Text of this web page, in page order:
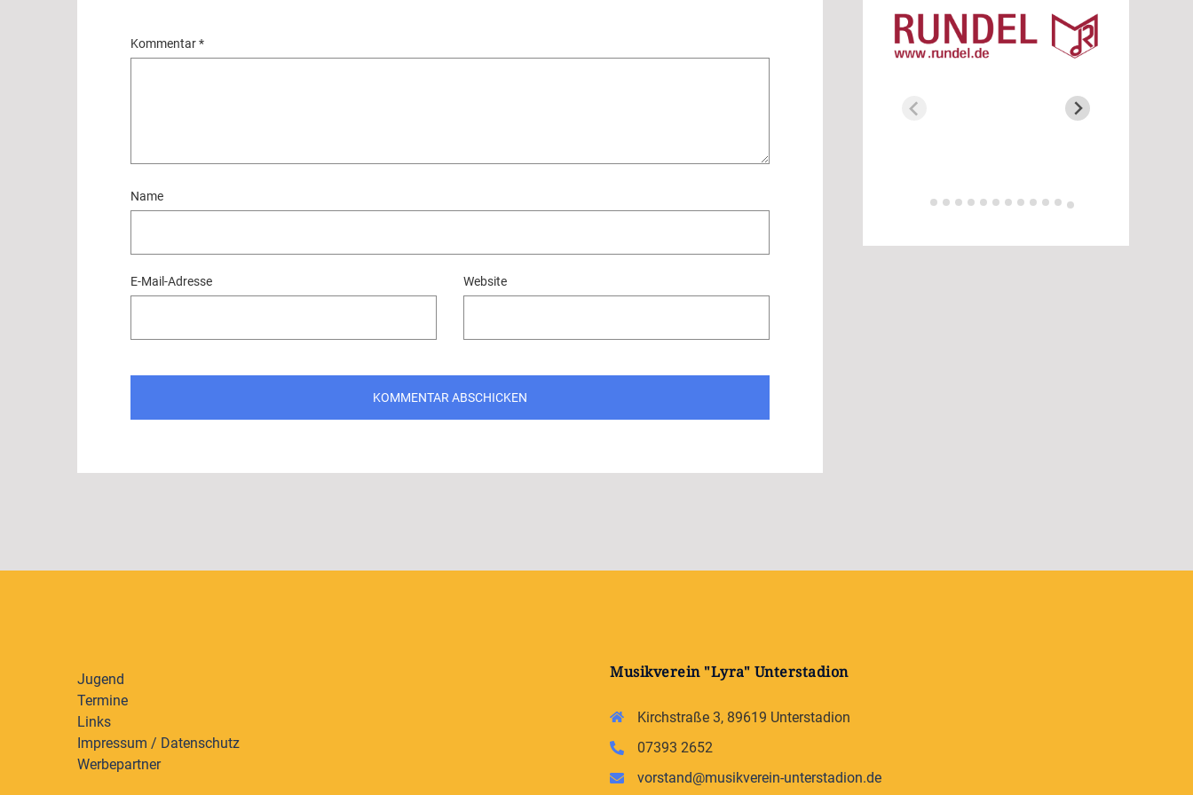
Kommentar*
Name
E-Mail-Adresse Website
Jugend
Termine
Links
Impressum / Datenschutz
Werbepartner
Musikverein "Lyra" Unterstadion
Kirchstraße 3, 89619 Unterstadion
07393 2652
vorstand@musikverein-unterstadion.de